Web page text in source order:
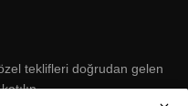
teklifleri doğrudan gelen